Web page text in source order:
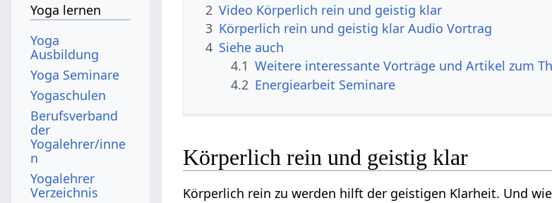
2 Video Körperlich rein und geistig klar
3 Körperlich rein und geistig klar Audio Vortrag
4 Siehe auch
4.1 Weitere interessante Vorträge und Artikel zum
4.2 Energiearbeit Seminare
Körperlich rein und geistig klar
Körperlich rein zu werden hilft der geistigen Klarheit. Und
Yoga lernen
Yoga
Ausbildung
Yoga Seminare
Yogaschulen
Berufsverband
der
Yogalehrer/inne
n
Yogalehrer
Verzeichnis